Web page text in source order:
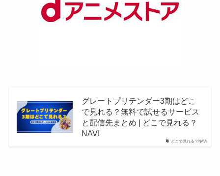
どこで見れる？NAVI
グレートプリテンダー3期はどこ
で見れる？無料で試せるサービス
と配信先まとめ | どこで見れる？
NAVI